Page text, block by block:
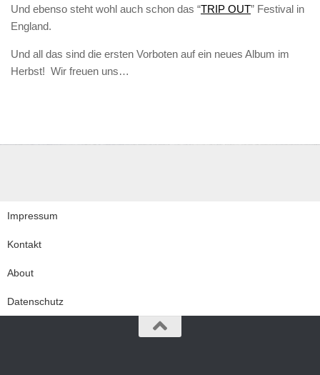
Und ebenso steht wohl auch schon das “TRIP OUT” Festival in
England.
Und all das sind die ersten Vorboten auf ein neues Album im
Herbst! Wir freuen uns…
Impressum
Kontakt
About
Datenschutz